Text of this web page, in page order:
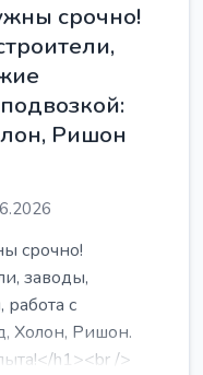
срочно!
Ришон
срочно!
заводы,
с
Холон, Ришон.
h1><br />